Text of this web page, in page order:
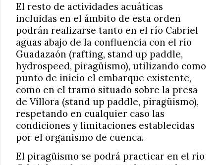
El resto de actividades acuáticas
incluidas en el ámbito de esta orden
podrán realizarse tanto en el río Cabriel
aguas abajo de la confluencia con el río
Guadazaón (rafting, stand up paddle,
hydrospeed, piragüismo), utilizando como
punto de inicio el embarque existente,
como en el tramo situado sobre la presa
de Víllora (stand up paddle, piragüismo),
respetando en cualquier caso las
condiciones y limitaciones establecidas
por el organismo de cuenca.
El piragüismo se podrá practicar en el río